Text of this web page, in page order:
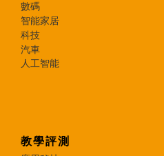
數碼
智能家居
科技
汽車
人工智能
教學評測